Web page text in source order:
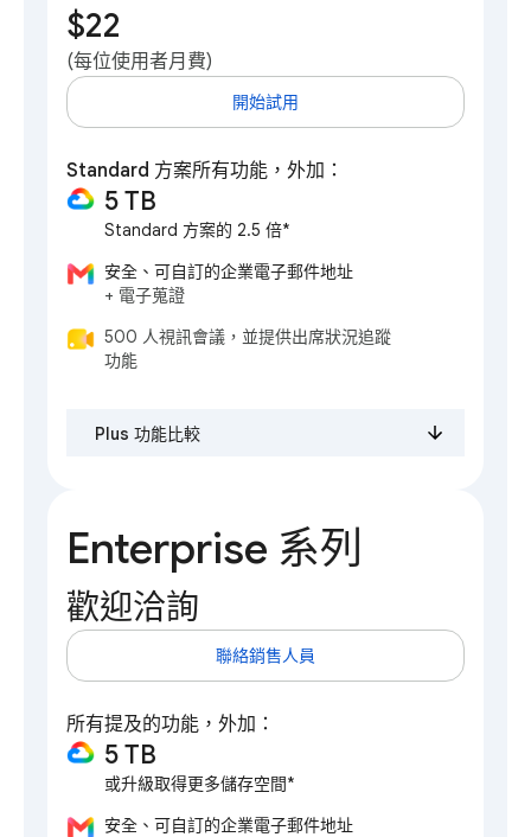
$22
(每位使用者月費)
開始試用
Standard 方案所有功能，外加：
5 TB
Standard 方案的 2.5 倍*
安全、可自訂的企業電子郵件地址
+ 電子蒐證
500 人視訊會議，並提供出席狀況追蹤
功能
Plus 功能比較
Enterprise 系列
歡迎洽詢
聯絡銷售人員
所有提及的功能，外加：
5 TB
或升級取得更多儲存空間*
安全、可自訂的企業電子郵件地址